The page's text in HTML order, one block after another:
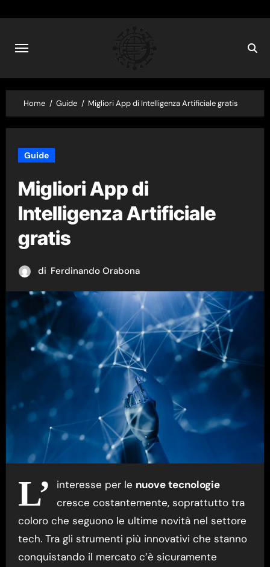
content
Home Guide Migliori App di Intelligenza Artificiale gratis
Guide
Migliori App di
Intelligenza Artificiale
gratis
di Ferdinando Orabona
L’ interesse per le nuove tecnologie
cresce costantemente, soprattutto tra
coloro che seguono le ultime novità nel settore
tech. Tra gli strumenti più innovativi che stanno
conquistando il mercato c’è sicuramente